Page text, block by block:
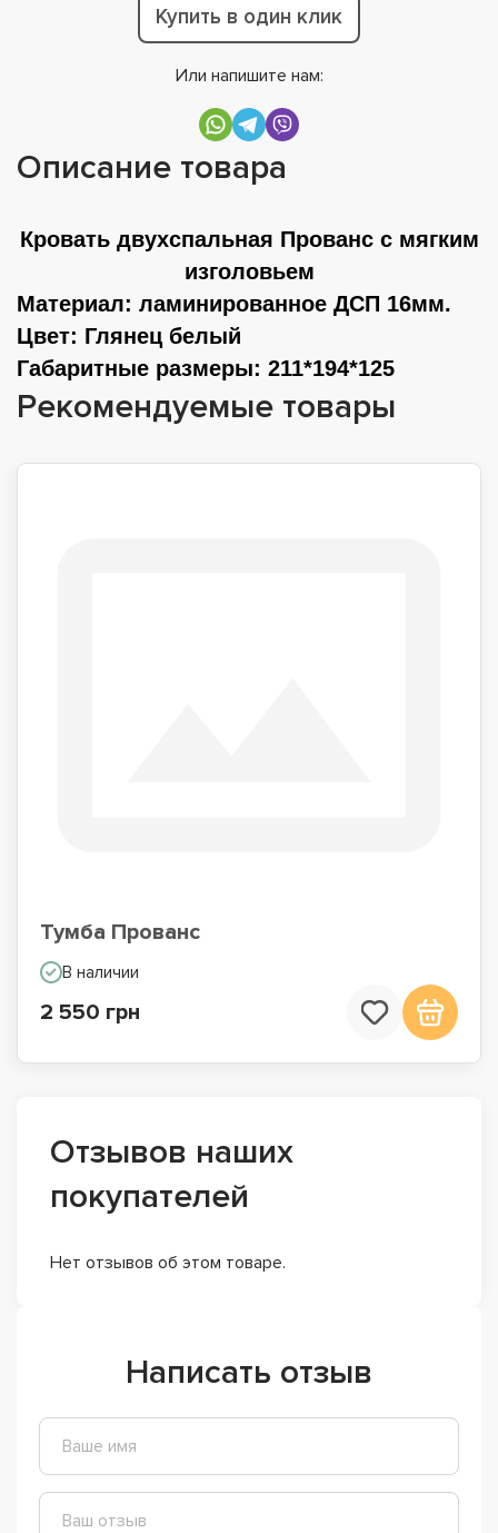
Купить в один клик
Или напишите нам:
Описание товара
Кровать двухспальная Прованс с мягким
изголовьем
Материал: ламинированное ДСП 16мм.
Цвет: Глянец белый
Габаритные размеры: 211*194*125
Рекомендуемые товары
Тумба Прованс
В наличии
2 550 грн
Отзывов наших
покупателей
Нет отзывов об этом товаре.
Написать отзыв